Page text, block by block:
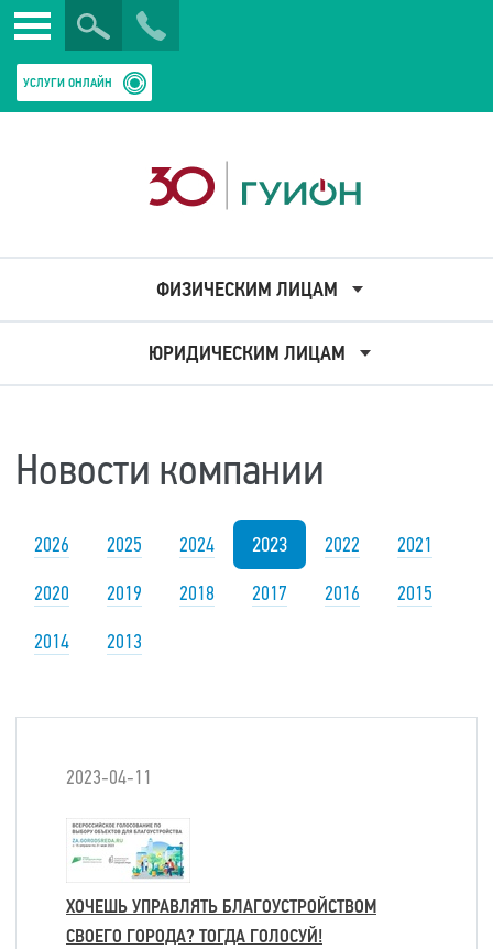
Закрыть
Искать
УСЛУГИ ОНЛАЙН
ФИЗИЧЕСКИМ ЛИЦАМ
ЮРИДИЧЕСКИМ ЛИЦАМ
Новости компании
2026 2025 2024 2023 2022
2021
2020
2019 2018 2017 2016
2015
2014
2013
2023-04-11
ХОЧЕШЬ УПРАВЛЯТЬ БЛАГОУСТРОЙСТВОМ
СВОЕГО ГОРОДА? ТОГДА ГОЛОСУЙ!